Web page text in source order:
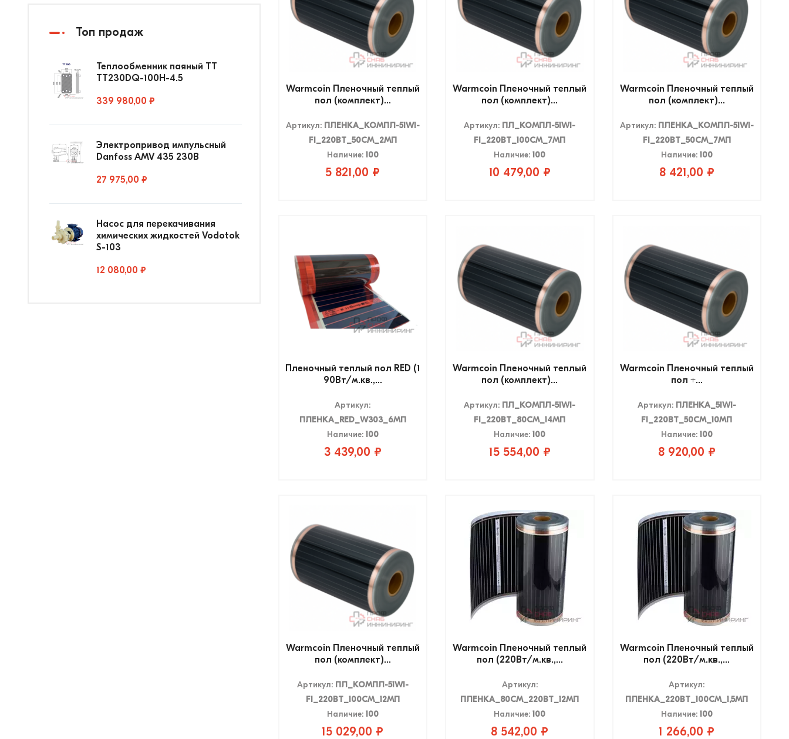
Warmcoin Пленочный теплый
пол (комплект)...
Артикул: ПЛЕНКА_КОМПЛ-51WI-
FI_220ВТ_50СМ_2МП
Наличие: 100
5 821,00 ₽
Warmcoin Пленочный теплый
пол (комплект)...
Артикул: ПЛ_КОМПЛ-51WI-
FI_220ВТ_100СМ_7МП
Наличие:100
10 479,00 ₽
Warmcoin Пленочный теплый
пол (комплект)...
Артикул: ПЛЕНКА_КОМПЛ-51WI-
FI_220ВТ_50СМ_7МП
Наличие: 100
8 421,00 ₽
Пленочный теплый пол RED (1
90Вт/м.кв.,...
Артикул:
ПЛЕНКА_RED_W303_6МП
Наличие: 100
3 439,00 ₽
Warmcoin Пленочный теплый
пол (комплект)...
Артикул: ПЛ_КОМПЛ-51WI-
FI_220ВТ_80СМ_14МП
Наличие:100
15 554,00 ₽
Warmcoin Пленочный теплый
пол +...
Артикул: ПЛЕНКА_51WI-
FI_220ВТ_50СМ_10МП
Наличие: 100
8 920,00 ₽
Warmcoin Пленочный теплый
пол (комплект)...
Артикул: ПЛ_КОМПЛ-51WI-
FI_220ВТ_100СМ_12МП
Наличие: 100
15 029,00 ₽
Warmcoin Пленочный теплый
пол (220Вт/м.кв.,...
Артикул:
ПЛЕНКА_80СМ_220ВТ_12МП
Наличие:100
8 542,00 ₽
Warmcoin Пленочный теплый
пол (220Вт/м.кв.,...
Артикул:
ПЛЕНКА_220ВТ_100СМ_1,5МП
Наличие: 100
1 266,00 ₽
Топ продаж
Теплообменник паяный ТТ
ТТ230DQ-100Н-4.5
339 980,00 ₽
Электропривод импульсный
Danfoss AMV 435 230В
27 975,00 ₽
Насос для перекачивания
химических жидкостей Vodotok
S-103
12 080,00 ₽